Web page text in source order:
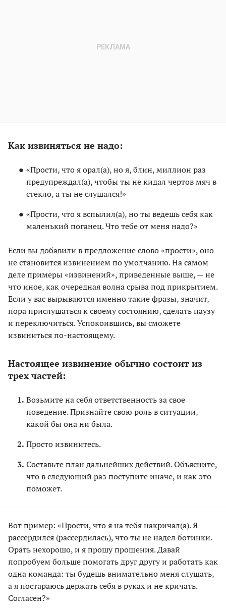
Как извиняться не надо:
«Прости, что я орал(а), но я, блин, миллион раз
предупреждал(а), чтобы ты не кидал чертов мяч в
стекло, а ты не слушался!»
«Прости, что я вспылил(а), но ты ведешь себя как
маленький поганец. Что тебе от меня надо?»
Если вы добавили в предложение слово «прости», оно
не становится извинением по умолчанию. На самом
деле примеры «извинений», приведенные выше, — не
что иное, как очередная волна срыва под прикрытием.
Если у вас вырываются именно такие фразы, значит,
пора прислушаться к своему состоянию, сделать паузу
и переключиться. Успокоившись, вы сможете
извиниться по-настоящему.
Настоящее извинение обычно состоит из
трех частей:
Возьмите на себя ответственность за свое
поведение. Признайте свою роль в ситуации,
какой бы она ни была.
Просто извинитесь.
Составьте план дальнейших действий. Объясните,
что в следующий раз поступите иначе, и как это
поможет.
Вот пример: «Прости, что я на тебя накричал(а). Я
рассердился (рассердилась), что ты не надел ботинки.
Орать нехорошо, и я прошу прощения. Давай
попробуем больше помогать друг другу и работать как
одна команда: ты будешь внимательно меня слушать,
а я постараюсь держать себя в руках и не кричать.
Согласен?»